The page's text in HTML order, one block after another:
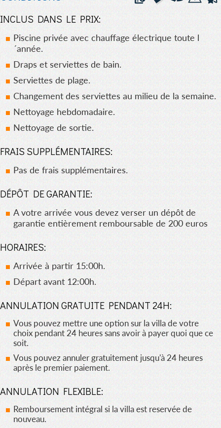
INCLUS DANS LE PRIX:
Piscine privée avec chauffage électrique toute l
´année.
Draps et serviettes de bain.
Serviettes de plage.
Changement des serviettes au milieu de la semaine.
Nettoyage hebdomadaire.
Nettoyage de sortie.
FRAIS SUPPLÉMENTAIRES:
Pas de frais supplémentaires.
DÉPÔT DE GARANTIE:
A votre arrivée vous devez verser un dépôt de
garantie entièrement remboursable de 200 euros
HORAIRES:
Arrivée à partir 15:00h.
Départ avant 12:00h.
ANNULATION GRATUITE PENDANT 24H:
Vous pouvez mettre une option sur la villa de votre
choix pendant 24 heures sans avoir à payer quoi que ce
soit.
Vous pouvez annuler gratuitement jusqu'à 24 heures
après le premier paiement.
ANNULATION FLEXIBLE:
Remboursement intégral si la villa est reservée de
nouveau.